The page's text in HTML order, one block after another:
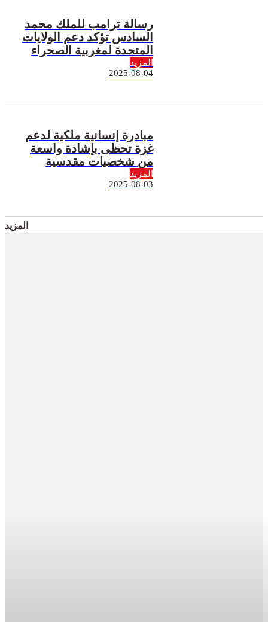
رسالة ترامب للملك محمد
السادس تؤكد دعم الولايات
المتحدة لمغربية الصحراء
المزيد
2025-08-04
مبادرة إنسانية ملكية لدعم
غزة تحظى بإشادة واسعة
من شخصيات مقدسية
المزيد
2025-08-03
المزيد